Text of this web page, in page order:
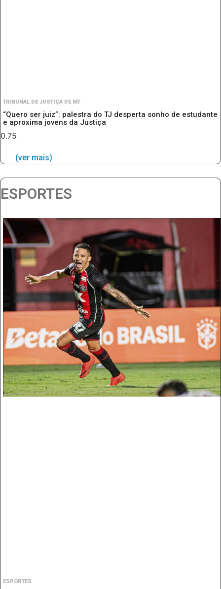
TRIBUNAL DE JUSTIÇA DE MT
“Quero ser juiz”: palestra do TJ desperta sonho de estudante
e aproxima jovens da Justiça
(ver mais)
ESPORTES
ESPORTES